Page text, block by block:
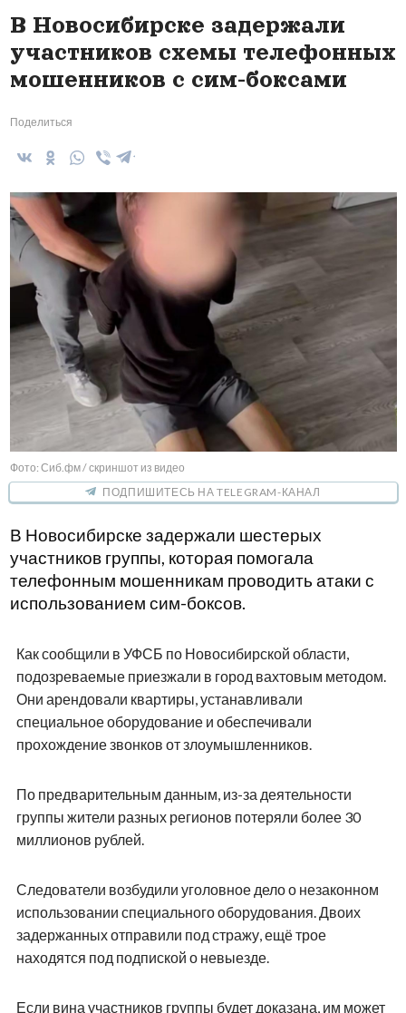
В Новосибирске задержали
участников схемы телефонных
мошенников с сим-боксами
Поделиться
Фото: Сиб.фм / скриншот из видео
ПОДПИШИТЕСЬ НА TELEGRAM-КАНАЛ
В Новосибирске задержали шестерых
участников группы, которая помогала
телефонным мошенникам проводить атаки с
использованием сим-боксов.
Как сообщили в УФСБ по Новосибирской области,
подозреваемые приезжали в город вахтовым методом.
Они арендовали квартиры, устанавливали
специальное оборудование и обеспечивали
прохождение звонков от злоумышленников.
По предварительным данным, из-за деятельности
группы жители разных регионов потеряли более 30
миллионов рублей.
Следователи возбудили уголовное дело о незаконном
использовании специального оборудования. Двоих
задержанных отправили под стражу, ещё трое
находятся под подпиской о невыезде.
Если вина участников группы будет доказана, им может